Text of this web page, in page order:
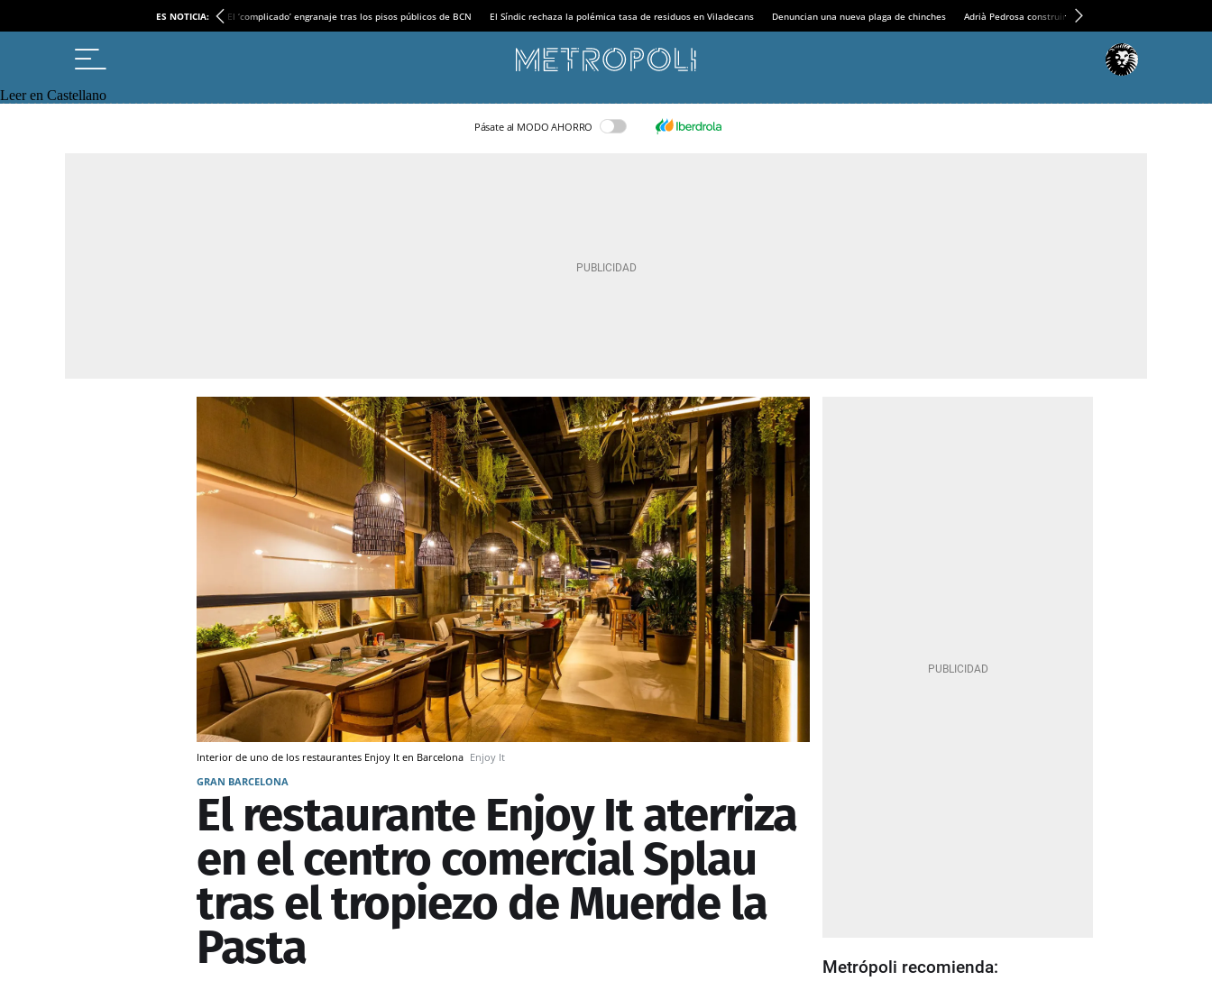
ES NOTICIA: El ‘complicado’ engranaje tras los pisos públicos de BCN El Síndic rechaza la polémica tasa de residuos en Viladecans Denuncian una nueva plaga de chinches Adrià Pedrosa construirá la nueva residencia en el
Leer en Castellano
Pásate al MODO AHORRO
Interior de uno de los restaurantes Enjoy It en Barcelona Enjoy It
GRAN BARCELONA
El restaurante Enjoy It aterriza
en el centro comercial Splau
tras el tropiezo de Muerde la
Pasta Metrópoli recomienda: